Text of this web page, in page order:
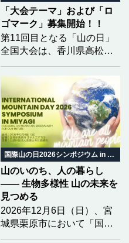
「大会テーマ」および「ロ
ゴマーク」募集開始！！
第11回目となる「山の日」
全国大会は、香川県高松市
会を全国に広くPRするた
め、香川大会の開催趣旨を
踏まえた「大会テーマ」と
「ロゴマーク」の募集を開
始しました。どなたでも応
募可能（団体は除く）で
す。学生の方々も、奮って
応募してください！
国際山の日2026シンポジウム in みやぎ
山のいのち、人の暮らし
―― 生物多様性 山の未来を
見つめる
2026年12月6日（日）、宮
城県栗原市において「国際